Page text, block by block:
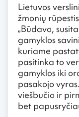
Lietuvos
žmonių
„Būdavo,
gamyklos
kuriame
pasitinka to
gamyklos iki
pasakojo
viešbučio ir
bet